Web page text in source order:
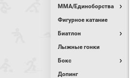
MMA/Единоборства
Фигурное катание
Биатлон
Лыжные гонки
Бокс
Допинг